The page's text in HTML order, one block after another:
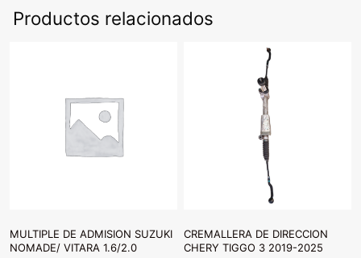
2015
cantidad
Productos relacionados
MULTIPLE DE ADMISION SUZUKI
NOMADE/ VITARA 1.6/2.0
CREMALLERA DE DIRECCION
CHERY TIGGO 3 2019-2025